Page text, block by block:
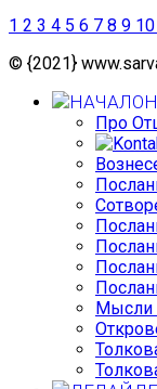
1 2 3 4 5 6 7 8 9 10
© {2021}
Про
Мысли